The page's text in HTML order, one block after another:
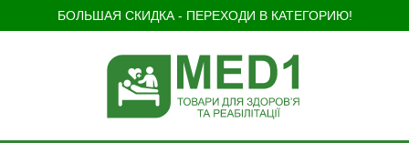
БОЛЬШАЯ СКИДКА - ПЕРЕХОДИ В КАТЕГОРИЮ!